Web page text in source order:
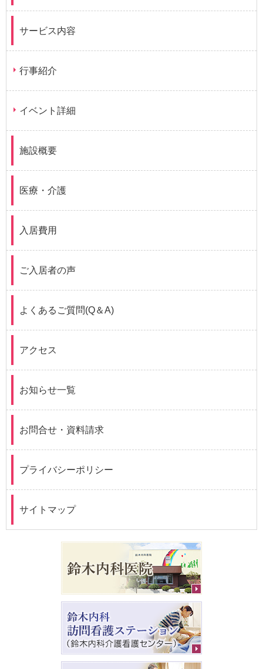
サービス内容
行事紹介
イベント詳細
施設概要
医療・介護
入居費用
ご入居者の声
よくあるご質問(Q＆A)
アクセス
お知らせ一覧
お問合せ・資料請求
プライバシーポリシー
サイトマップ